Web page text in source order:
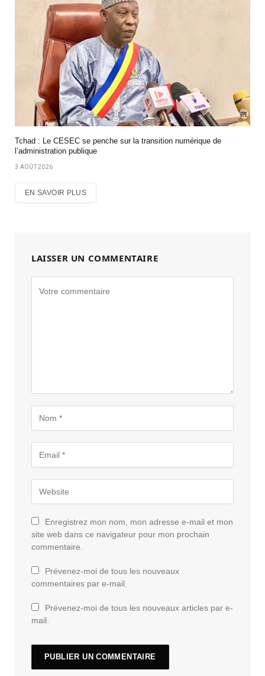
Tchad : Le CESEC se penche sur la transition numérique de
l’administration publique
3 AOÛT 2026
EN SAVOIR PLUS
LAISSER UN COMMENTAIRE
Enregistrez mon nom, mon adresse e-mail et mon
site web dans ce navigateur pour mon prochain
commentaire.
Prévenez-moi de tous les nouveaux
commentaires par e-mail.
Prévenez-moi de tous les nouveaux articles par e-
mail.